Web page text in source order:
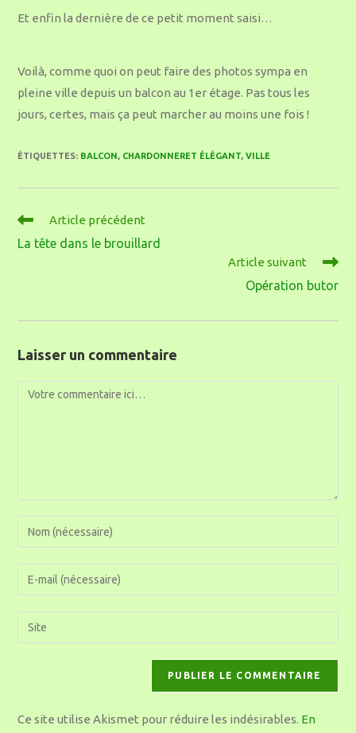
Et enfin la dernière de ce petit moment saisi…
Voilà, comme quoi on peut faire des photos sympa en
pleine ville depuis un balcon au 1er étage. Pas tous les
jours, certes, mais ça peut marcher au moins une fois !
ÉTIQUETTES: BALCON , CHARDONNERET ÉLÉGANT, VILLE
Article précédent
La tête dans le brouillard
Article suivant
Opération butor
Laisser un commentaire
Ce site utilise Akismet pour réduire les indésirables. En